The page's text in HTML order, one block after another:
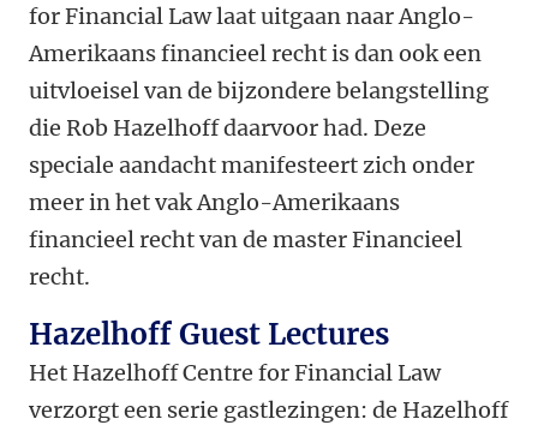
for Financial Law laat uitgaan naar Anglo-
Amerikaans financieel recht is dan ook een
uitvloeisel van de bijzondere belangstelling
die Rob Hazelhoff daarvoor had. Deze
speciale aandacht manifesteert zich onder
meer in het vak Anglo-Amerikaans
financieel recht van de master Financieel
recht.
Hazelhoff Guest Lectures
Het Hazelhoff Centre for Financial Law
verzorgt een serie gastlezingen: de Hazelhoff